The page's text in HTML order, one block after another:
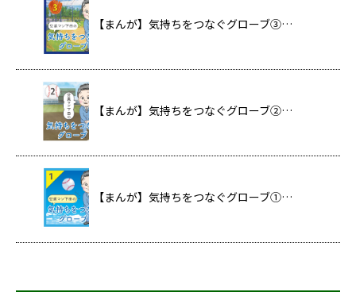
【まんが】気持ちをつなぐグローブ③…
【まんが】気持ちをつなぐグローブ②…
【まんが】気持ちをつなぐグローブ①…